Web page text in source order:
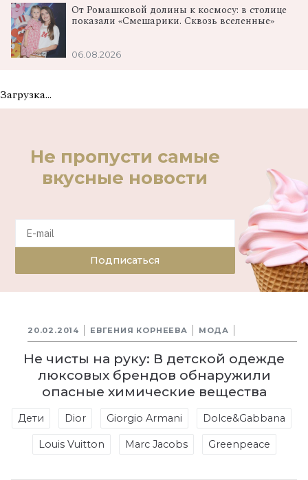
От Ромашковой долины к космосу: в столице
показали «Смешарики. Сквозь вселенные»
06.08.2026
Загрузка...
Не пропусти самые
вкусные новости
Подписаться
20.02.2014 ЕВГЕНИЯ КОРНЕЕВА МОДА
Не чисты на руку: В детской одежде
люксовых брендов обнаружили
опасные химические вещества
Дети Dior Giorgio Armani Dolce&Gabbana
Louis Vuitton Marc Jacobs Greenpeace